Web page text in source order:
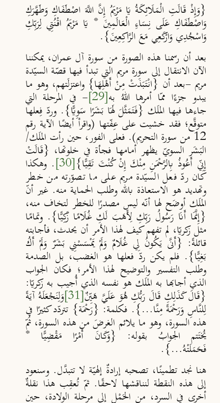
{وَإِذْ قَالَتِ الْمَلَائِكَةُ يَا مَرْيَمُ إِنَّ اللَّهَ اصْطَفَاكِ وَطَهَّرَكِ
وَاصْطَفَاكِ عَلَى نِسَاءِ الْعَالَمِينَ * يَا مَرْيَمُ اقْنُتِي لِرَبِّكِ
وَاسْجُدِي وَارْكَعِي مَعَ الرَّاكِعِينَ}.
بعد أن رسمنا هذه الصورة من سورة آل عمران، يمكننا
الآن الانتقال إلى سورة مريم التي تبدأ فيها قصّة السيّدة
مريم -بعد أن {انْتَبَذَتْ مِنْ أَهْلِهَا} واعتزلَتهم، وهو ما
يبدو جزءًا ممّا أمرها اللهُ به[29]
- في المرحلة التي
جاءها فيها الملَك {فَتَمَثَّلَ لَهَا بَشَرًا سَوِيًّا}. وردّ فِعلها
متوقَّع؛ فقد خشيت على عِفّتها (واقرأ أيضًا الآية رقم
12 من سورة التحريم). فعلى الفور، حين رأت الملَك/
البَشَر السويّ يظهر أمامها فجأة في خلوتها، {قَالَتْ
إِنِّي أَعُوذُ بِالرَّحْمَنِ مِنْكَ إِنْ كُنْتَ تَقِيًّا}[30] . وهكذا
كان ردّ فعل السيّدة مريم على ما تصوّرته من خطر
وتهديد هو الاستعاذة بالله وطلب الحماية منه. غير أنّ
الملَك أوضَح لها أنّه ليس مصدرًا للخطر لتخاف منه،
{إِنَّمَا أَنَا رَسُولُ رَبِّكِ لِأَهَبَ لَكِ غُلَامًا زَكِيًّا}. وتمامًا
مثل زكريّا، لم تفهم كيف لهذا الأمر أن يحدث، فأجابته
قائلةً: {أَنَّى يَكُونُ لِي غُلَامٌ وَلَمْ يَمْسَسْنِي بَشَرٌ وَلَمْ أَكُ
بَغِيًّا}. فلم يكن ردّ فعلها هو الغضب، بل الصدمة
وطلب التفسير والتوضيح لهذا الأمر؛ فكان الجواب
الذي أجابها به الملَك هو نفسه الذي أُجيب به زكريّا:
{قَالَ كَذَلِكِ قَالَ رَبُّكِ هُوَ عَلَيَّ هَيِّنٌ[31] وَلِنَجْعَلَهُ آيَةً
لِلنَّاسِ وَرَحْمَةً مِنَّا...}. فكلمة: {رَحْمَة} تتردّد كثيرًا في
هذه السورة، وهو ما يلائم الغرضَ من هذه السورة، ثُمّ
يُختَتم الجوابُ بقوله: {وَكَانَ أَمْرًا مَقْضِيًّا *
فَحَمَلَتْهُ...}.
هنا نجد تطمينًا، تصحبه إرادةٌ إلهيّة لا تتبدَّل. وسنعود
إلى هذه النقطة لنناقشها لاحقًا. ثمّ تُعقِب هذا نقلةٌ
أخرى في السرد، من الحَمْل إلى مرحلة الولادة، حين